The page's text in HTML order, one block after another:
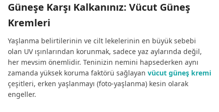
Güneşe Karşı Kalkanınız: Vücut Güneş
Kremleri
Yaşlanma belirtilerinin ve cilt lekelerinin en büyük sebebi
olan UV ışınlarından korunmak, sadece yaz aylarında değil,
her mevsim önemlidir. Teninizin nemini hapsederken aynı
zamanda yüksek koruma faktörü sağlayan vücut güneş kremi
çeşitleri, erken yaşlanmayı (foto-yaşlanma) kesin olarak
engeller.